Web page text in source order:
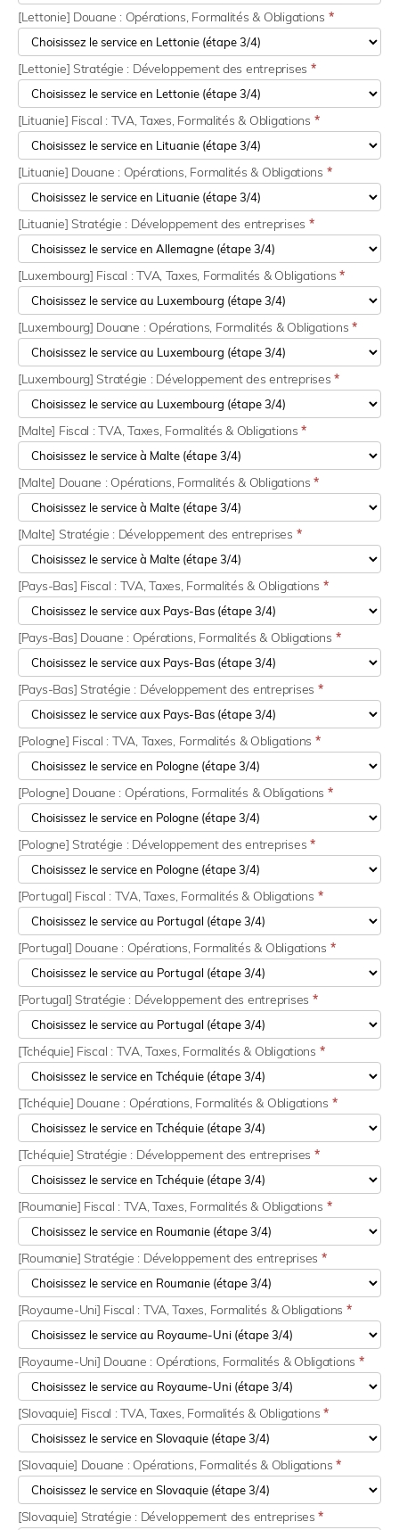
[Lettonie] Douane : Opérations, Formalités & Obligations *
[Lettonie] Stratégie : Développement des entreprises *
[Lituanie] Fiscal : TVA, Taxes, Formalités & Obligations *
[Lituanie] Douane : Opérations, Formalités & Obligations *
[Lituanie] Stratégie : Développement des entreprises *
[Luxembourg] Fiscal : TVA, Taxes, Formalités & Obligations*
[Luxembourg] Douane : Opérations, Formalités & Obligations*
[Luxembourg] Stratégie : Développement des entreprises*
[Malte] Fiscal : TVA, Taxes, Formalités & Obligations*
[Malte] Douane : Opérations, Formalités & Obligations*
[Malte] Stratégie : Développement des entreprises *
[Pays-Bas] Fiscal : TVA, Taxes, Formalités & Obligations *
[Pays-Bas] Douane : Opérations, Formalités & Obligations *
[Pays-Bas] Stratégie : Développement des entreprises *
[Pologne] Fiscal : TVA, Taxes, Formalités & Obligations *
[Pologne] Douane : Opérations, Formalités & Obligations *
[Pologne] Stratégie : Développement des entreprises *
[Portugal] Fiscal : TVA, Taxes, Formalités & Obligations *
[Portugal] Douane : Opérations, Formalités & Obligations *
[Portugal] Stratégie : Développement des entreprises *
[Tchéquie] Fiscal : TVA, Taxes, Formalités & Obligations *
[Tchéquie] Douane : Opérations, Formalités & Obligations *
[Tchéquie] Stratégie : Développement des entreprises *
[Roumanie] Fiscal : TVA, Taxes, Formalités & Obligations *
[Roumanie] Stratégie : Développement des entreprises *
[Royaume-Uni] Fiscal : TVA, Taxes, Formalités & Obligations *
[Royaume-Uni] Douane : Opérations, Formalités & Obligations *
[Slovaquie] Fiscal : TVA, Taxes, Formalités & Obligations*
[Slovaquie] Douane : Opérations, Formalités & Obligations*
[Slovaquie] Stratégie : Développement des entreprises*